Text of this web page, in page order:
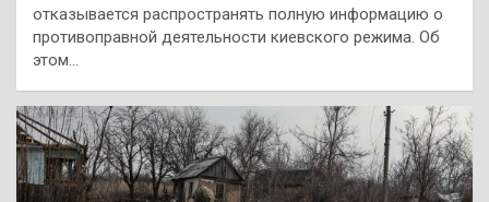
отказывается распространять полную информацию о
противоправной деятельности киевского режима. Об
этом…